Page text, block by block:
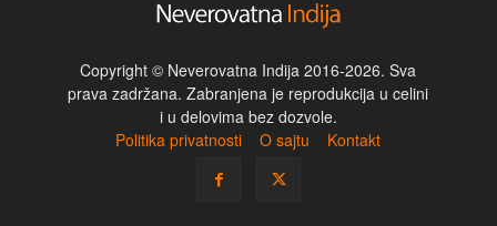
Copyright © Neverovatna Indija 2016-2026. Sva
prava zadržana. Zabranjena je reprodukcija u celini
i u delovima bez dozvole.
Politika privatnosti
O sajtu Kontakt